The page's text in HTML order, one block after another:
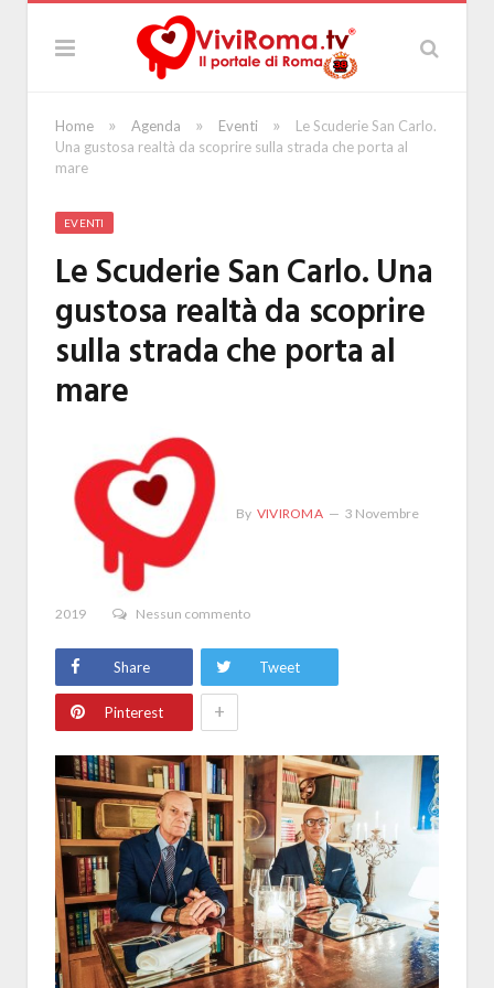
Home » Agenda » Eventi »
Le Scuderie San Carlo.
Una gustosa realtà da scoprire sulla strada che porta al
mare
EVENTI
Le Scuderie San Carlo. Una
gustosa realtà da scoprire
sulla strada che porta al
mare
By VIVIROMA 3 Novembre
2019 Nessun commento
Share Tweet
Pinterest +